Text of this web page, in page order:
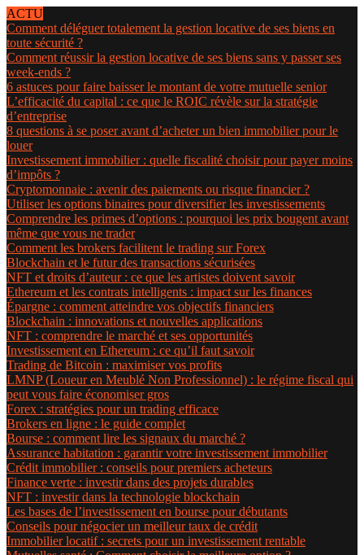
ACTU
Comment déléguer totalement la gestion locative de ses biens en
toute sécurité ?
Comment réussir la gestion locative de ses biens sans y passer ses
week-ends ?
6 astuces pour faire baisser le montant de votre mutuelle senior
L’efficacité du capital : ce que le ROIC révèle sur la stratégie
d’entreprise
8 questions à se poser avant d’acheter un bien immobilier pour le
louer
Investissement immobilier : quelle fiscalité choisir pour payer moins
d’impôts ?
Cryptomonnaie : avenir des paiements ou risque financier ?
Utiliser les options binaires pour diversifier les investissements
Comprendre les primes d’options : pourquoi les prix bougent avant
même que vous ne trader
Comment les brokers facilitent le trading sur Forex
Blockchain et le futur des transactions sécurisées
NFT et droits d’auteur : ce que les artistes doivent savoir
Ethereum et les contrats intelligents : impact sur les finances
Épargne : comment atteindre vos objectifs financiers
Blockchain : innovations et nouvelles applications
NFT : comprendre le marché et ses opportunités
Investissement en Ethereum : ce qu’il faut savoir
Trading de Bitcoin : maximiser vos profits
LMNP (Loueur en Meublé Non Professionnel) : le régime fiscal qui
peut vous faire économiser gros
Forex : stratégies pour un trading efficace
Brokers en ligne : le guide complet
Bourse : comment lire les signaux du marché ?
Assurance habitation : garantir votre investissement immobilier
Crédit immobilier : conseils pour premiers acheteurs
Finance verte : investir dans des projets durables
NFT : investir dans la technologie blockchain
Les bases de l’investissement en bourse pour débutants
Conseils pour négocier un meilleur taux de crédit
Immobilier locatif : secrets pour un investissement rentable